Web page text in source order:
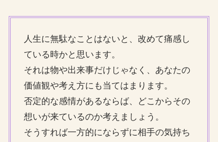
人生に無駄なことはないと、改めて痛感し
ている時かと思います。
それは物や出来事だけじゃなく、あなたの
価値観や考え方にも当てはまります。
否定的な感情があるならば、どこからその
想いが来ているのか考えましょう。
そうすれば一方的にならずに相手の気持ち